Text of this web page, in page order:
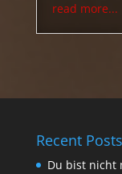
read more...
Recent Posts
Du bist nicht